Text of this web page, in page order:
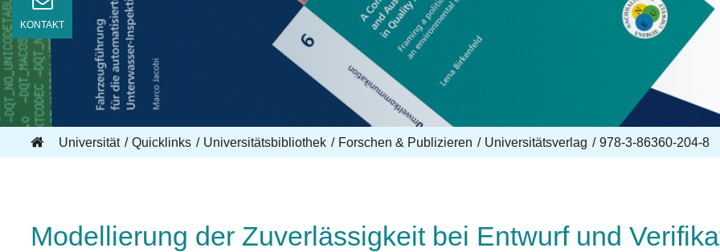
KONTAKT
Universität Quicklinks Universitätsbibliothek Forschen & Publizieren Universitätsverlag 978-3-86360-204-8
Modellierung der Zuverlässigkeit bei Entwurf und